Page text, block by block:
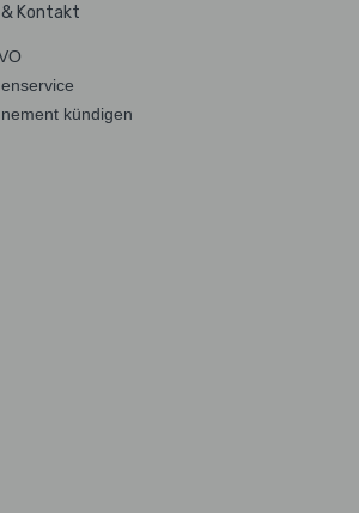
Kontakt
kündigen